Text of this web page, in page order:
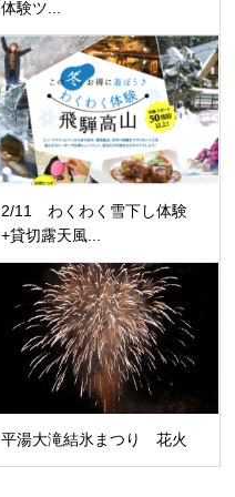
体験ツ...
2/11 わくわく雪下し体験
+貸切露天風...
平湯大滝結氷まつり 花火